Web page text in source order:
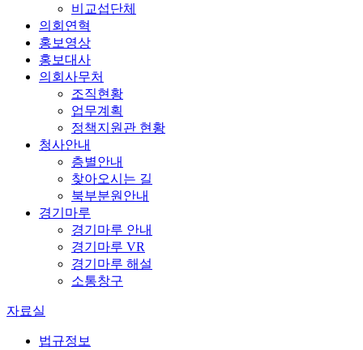
비교섭단체
의회연혁
홍보영상
홍보대사
의회사무처
조직현황
업무계획
정책지원관 현황
청사안내
층별안내
찾아오시는 길
북부분원안내
경기마루
경기마루 안내
경기마루 VR
경기마루 해설
소통창구
자료실
법규정보